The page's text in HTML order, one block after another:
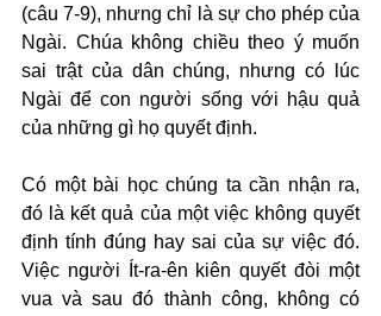
(câu 7-9), nhưng chỉ là sự cho phép của
Ngài. Chúa không chiều theo ý muốn
sai trật của dân chúng, nhưng có lúc
Ngài để con người sống với hậu quả
của những gì họ quyết định.
Có một bài học chúng ta cần nhận ra,
đó là kết quả của một việc không quyết
định tính đúng hay sai của sự việc đó.
Việc người Ít-ra-ên kiên quyết đòi một
vua và sau đó thành công, không có